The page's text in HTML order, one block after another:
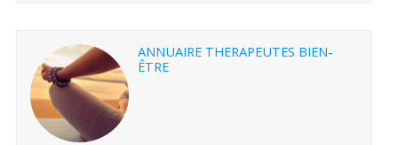
ANNUAIRE THERAPEUTES BIEN-
ÊTRE